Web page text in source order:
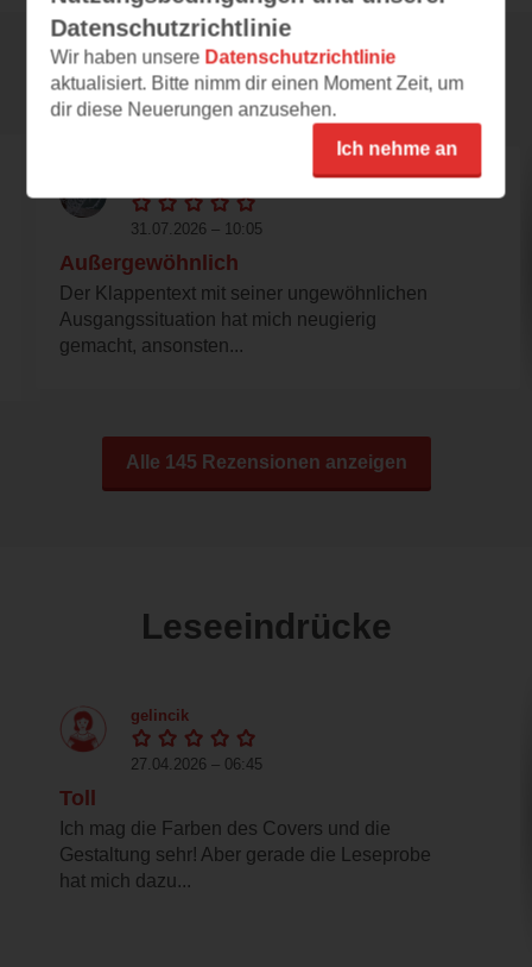
Rezensionen
31.07.2026 – 10:05
Außergewöhnlich
Der Klappentext mit seiner ungewöhnlichen
Ausgangssituation hat mich neugierig
gemacht, ansonsten...
Alle 145 Rezensionen anzeigen
Leseeindrücke
gelincik
27.04.2026 – 06:45
Toll
Ich mag die Farben des Covers und die
Gestaltung sehr! Aber gerade die Leseprobe
hat mich dazu...
Datenschutzrichtlinie
Wir haben unsere Datenschutzrichtlinie
aktualisiert. Bitte nimm dir einen Moment Zeit, um
dir diese Neuerungen anzusehen.
Ich nehme an